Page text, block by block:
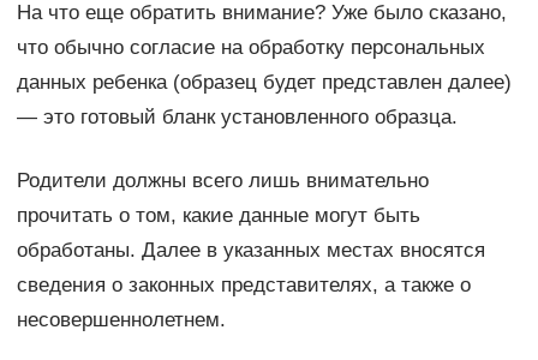
На что еще обратить внимание? Уже было сказано,
что обычно согласие на обработку персональных
данных ребенка (образец будет представлен далее)
— это готовый бланк установленного образца.
Родители должны всего лишь внимательно
прочитать о том, какие данные могут быть
обработаны. Далее в указанных местах вносятся
сведения о законных представителях, а также о
несовершеннолетнем.